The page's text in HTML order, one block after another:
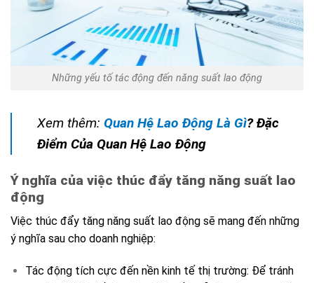
Những yếu tố tác động đến năng suất lao động
Xem thêm: Quan Hệ Lao Động Là Gì? Đặc
Điểm Của Quan Hệ Lao Động
Ý nghĩa của việc thúc đẩy tăng năng suất lao
động
Việc thúc đẩy tăng năng suất lao động sẽ mang đến những
ý nghĩa sau cho doanh nghiệp:
Tác động tích cực đến nền kinh tế thị trường: Để tránh